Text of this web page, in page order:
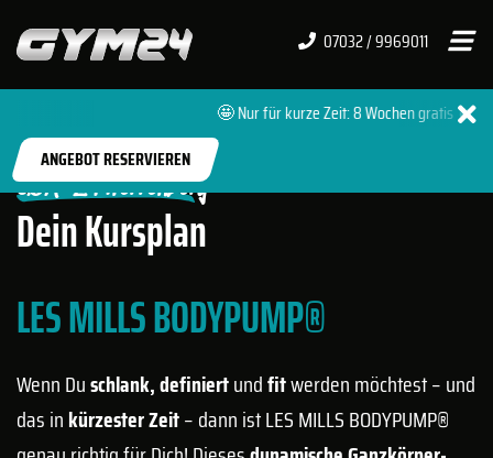
07032 / 9969011
🤩 Nur für kurze Zeit: 8 Wochen gratis 🔥 +
ANGEBOT RESERVIEREN
HERRENBERG PREMIUM
Dein Kursplan
GYM-24 Herrenberg
LES MILLS BODYPUMP®
Wenn Duschlank, definiertundfitwerden möchtest – und
das inkürzester Zeit– dann ist LES MILLS BODYPUMP®